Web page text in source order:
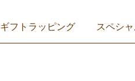
水着・サンダル
スカーフ
子ども服
バッグ
ポーチ
財布・コインケース
携帯用爪楊枝入れ
その他 琺
セ
ベ
食
マ
カ
箸
ミ
卓
ギフトラッピング スペシ